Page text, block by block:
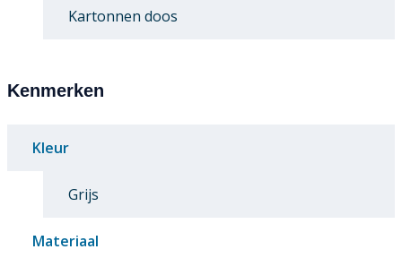
Kartonnen doos
Kenmerken
Kleur
Grijs
Materiaal